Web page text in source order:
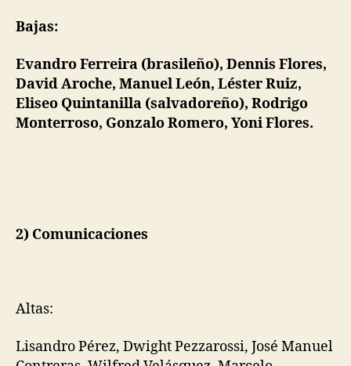
Bajas:
Evandro Ferreira (brasileño), Dennis Flores,
David Aroche, Manuel León, Léster Ruiz,
Eliseo Quintanilla (salvadoreño), Rodrigo
Monterroso, Gonzalo Romero, Yoni Flores.
2) Comunicaciones
Altas:
Lisandro Pérez, Dwight Pezzarossi, José Manuel